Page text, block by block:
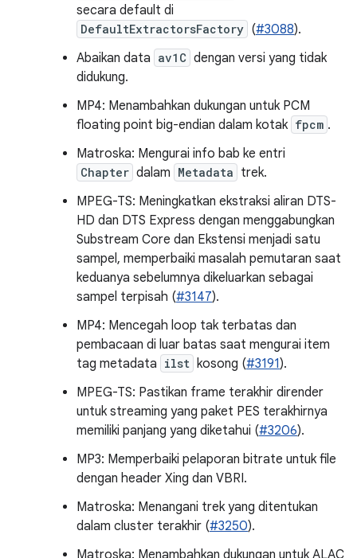
secara default di
DefaultExtractorsFactory (#3088).
Abaikan data av1C dengan versi yang tidak
didukung.
MP4: Menambahkan dukungan untuk PCM
floating point big-endian dalam kotak fpcm .
Matroska: Mengurai info bab ke entri
Chapter dalam Metadata trek.
MPEG-TS: Meningkatkan ekstraksi aliran DTS-
HD dan DTS Express dengan menggabungkan
Substream Core dan Ekstensi menjadi satu
sampel, memperbaiki masalah pemutaran saat
keduanya sebelumnya dikeluarkan sebagai
sampel terpisah (#3147).
MP4: Mencegah loop tak terbatas dan
pembacaan di luar batas saat mengurai item
tag metadata ilst kosong (#3191).
MPEG-TS: Pastikan frame terakhir dirender
untuk streaming yang paket PES terakhirnya
memiliki panjang yang diketahui (#3206).
MP3: Memperbaiki pelaporan bitrate untuk file
dengan header Xing dan VBRI.
Matroska: Menangani trek yang ditentukan
dalam cluster terakhir (#3250).
Matroska: Menambahkan dukungan untuk ALAC